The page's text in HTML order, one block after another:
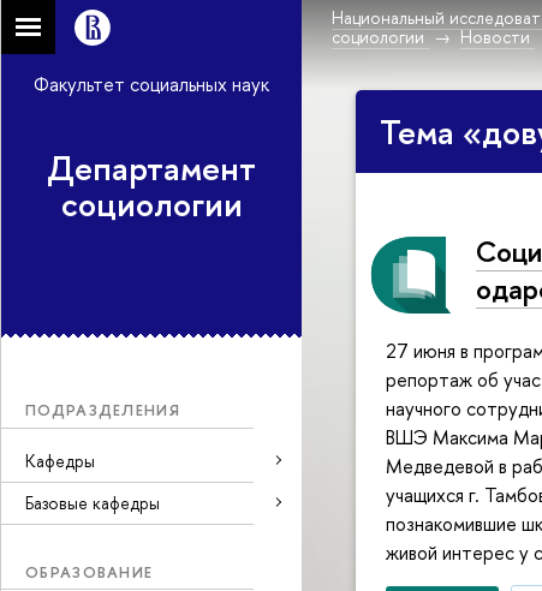
Национальный
социологии
Новости
Факультет социальных наук
Департамент
социологии
ПОДРАЗДЕЛЕНИЯ
Кафедры
Базовые кафедры
ОБРАЗОВАНИЕ
Тема
27 июня в
репортаж об
научного
ВШЭ Максима
Медведевой в
учащихся г.
познакомившие
живой интерес у